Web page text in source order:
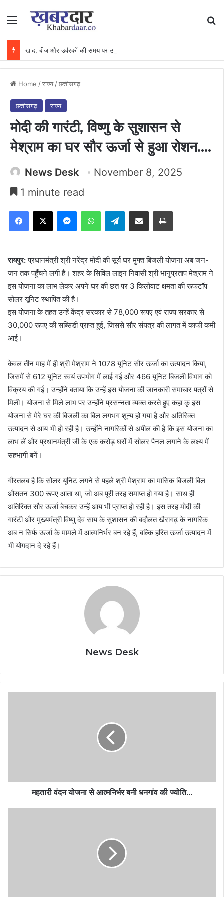
Menu
Home /राज्य /छत्तीसगढ़
छत्तीसगढ़ राज्य
मोदी की गारंटी, विष्णु के सुशासन से
मेश्राम का घर सौर ऊर्जा से हुआ रोशन….
News Desk
November 8, 2025
1 minute read
Facebook
X MessengerWhatsAppTelegramShare via Email Print
रायपुर:प्रधानमंत्री श्री नरेंद्र मोदी की सूर्य घर मुफ्त बिजली योजना अब जन-
जन तक पहुँचने लगी है। शहर के सिविल लाइन निवासी श्री भानुप्रताप मेश्राम ने
इस योजना का लाभ लेकर अपने घर की छत पर 3 किलोवाट क्षमता की रूफटॉप
सोलर यूनिट स्थापित की है।
इस योजना के तहत उन्हें केंद्र सरकार से 78,000 रूपए एवं राज्य सरकार से
30,000 रूपए की सब्सिडी प्राप्त हुई, जिससे सौर संयंत्र की लागत में काफी कमी
आई।
केवल तीन माह में ही श्री मेश्राम ने 1078 यूनिट सौर ऊर्जा का उत्पादन किया,
जिसमें से 612 यूनिट स्वयं उपभोग में लाई गई और 466 यूनिट बिजली विभाग को
विक्रय की गई। उन्होंने बताया कि उन्हें इस योजना की जानकारी समाचार पत्रों से
मिली। योजना से मिले लाभ पर उन्होंने प्रसन्नता व्यक्त करते हुए कहा कृ इस
योजना से मेरे घर की बिजली का बिल लगभग शून्य हो गया है और अतिरिक्त
उत्पादन से आय भी हो रही है। उन्होंने नागरिकों से अपील की है कि इस योजना का
लाभ लें और प्रधानमंत्री जी के एक करोड़ घरों में सोलर पैनल लगाने के लक्ष्य में
सहभागी बनें।
गौरतलब है कि सोलर यूनिट लगने से पहले श्री मेश्राम का मासिक बिजली बिल
औसतन 300 रूपए आता था, जो अब पूरी तरह समाप्त हो गया है। साथ ही
अतिरिक्त सौर ऊर्जा बेचकर उन्हें आय भी प्राप्त हो रही है। इस तरह मोदी की
गारंटी और मुख्यमंत्री विष्णु देव साय के सुशासन की बदौलत खैरागढ़ के नागरिक
अब न सिर्फ ऊर्जा के मामले में आत्मनिर्भर बन रहे हैं, बल्कि हरित ऊर्जा उत्पादन में
भी योगदान दे रहे हैं।
News Desk
महतारी वंदन योजना से आत्मनिर्भर बनी धनगांव की ज्योति…